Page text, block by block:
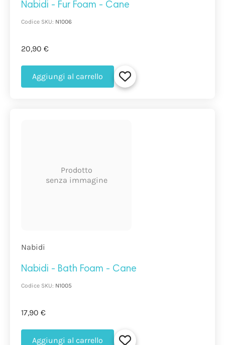
Nabidi - Fur Foam - Cane
Codice SKU: N1006
20,90 €
Aggiungi al carrello
Prodotto
senza immagine
Nabidi
Nabidi - Bath Foam - Cane
Codice SKU: N1005
17,90 €
Aggiungi al carrello